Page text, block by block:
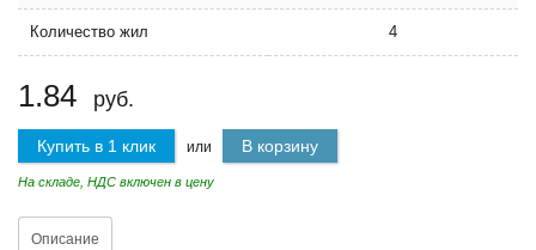
Количество жил 4
1.84 руб.
Купить в 1 клик или В корзину
На складе, НДС включен в цену
Описание